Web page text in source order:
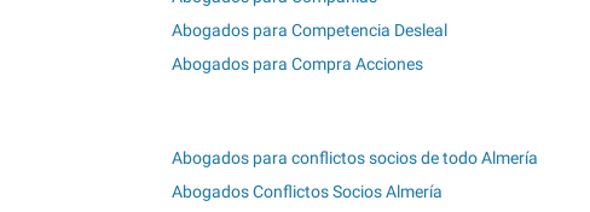
Abogados para Competencia Desleal
Abogados para Compra Acciones
Abogados para conflictos socios de todo Almería
Abogados Conflictos Socios Almería